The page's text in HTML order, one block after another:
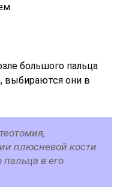
большого пальца
выбираются они в
плюсневой кости
в его